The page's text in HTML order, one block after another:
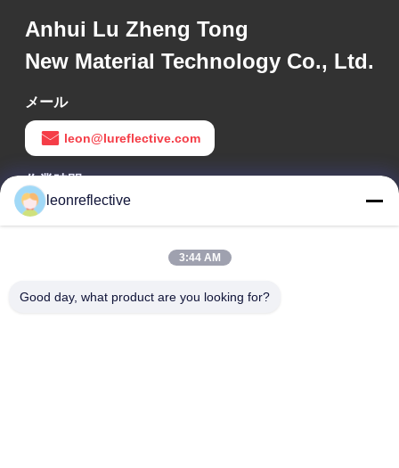
Anhui Lu Zheng Tong
New Material Technology Co., Ltd.
メール
leon@lureflective.com
作業時間
9:00-18:00
2階,D2ビル,黄井科学技術公園,ハイテクゾーン,河北,安??,中国
leonreflective
3:44 AM
Good day, what product are you looking for?